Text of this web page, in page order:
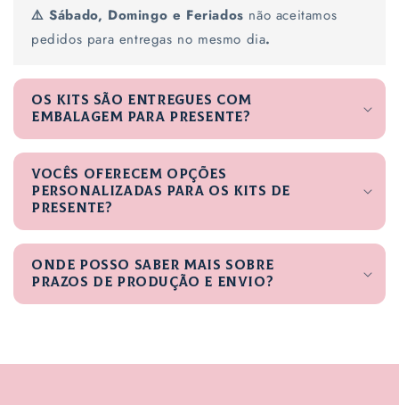
⚠️ Sábado, Domingo e Feriados não aceitamos
pedidos para entregas no mesmo dia.
Os kits são entregues com
embalagem para presente?
Vocês oferecem opções
personalizadas para os kits de
presente?
Onde posso saber mais sobre
prazos de produção e envio?